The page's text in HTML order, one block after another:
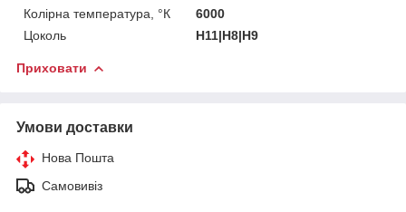
Колірна температура, °К
6000
Цоколь
H11|H8|H9
Приховати
Умови доставки
Нова Пошта
Самовивіз